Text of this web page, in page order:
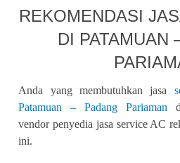
REKOMENDASI
DI PATAMUAN
Anda yang membutuhkan jasa
Patamuan – Padang Pariaman
vendor penyedia jasa service AC
ini.